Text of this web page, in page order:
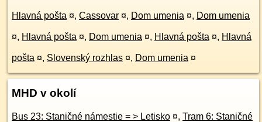
Hlavná pošta ¤, Cassovar ¤, Dom umenia ¤, Dom umenia
¤, Hlavná pošta ¤, Dom umenia ¤, Hlavná pošta ¤, Hlavná
pošta ¤, Slovenský rozhlas ¤, Dom umenia ¤
MHD v okolí
Bus 23: Staničné námestie = > Letisko ¤, Tram 6: Staničné